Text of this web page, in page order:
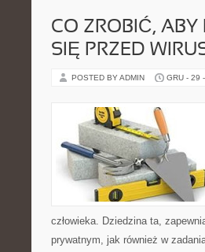
CO ZROBIĆ,
SIĘ PRZED
POSTED BY ADMIN GRU - 29
człowieka. Dziedzina ta,
prywatnym, jak również w